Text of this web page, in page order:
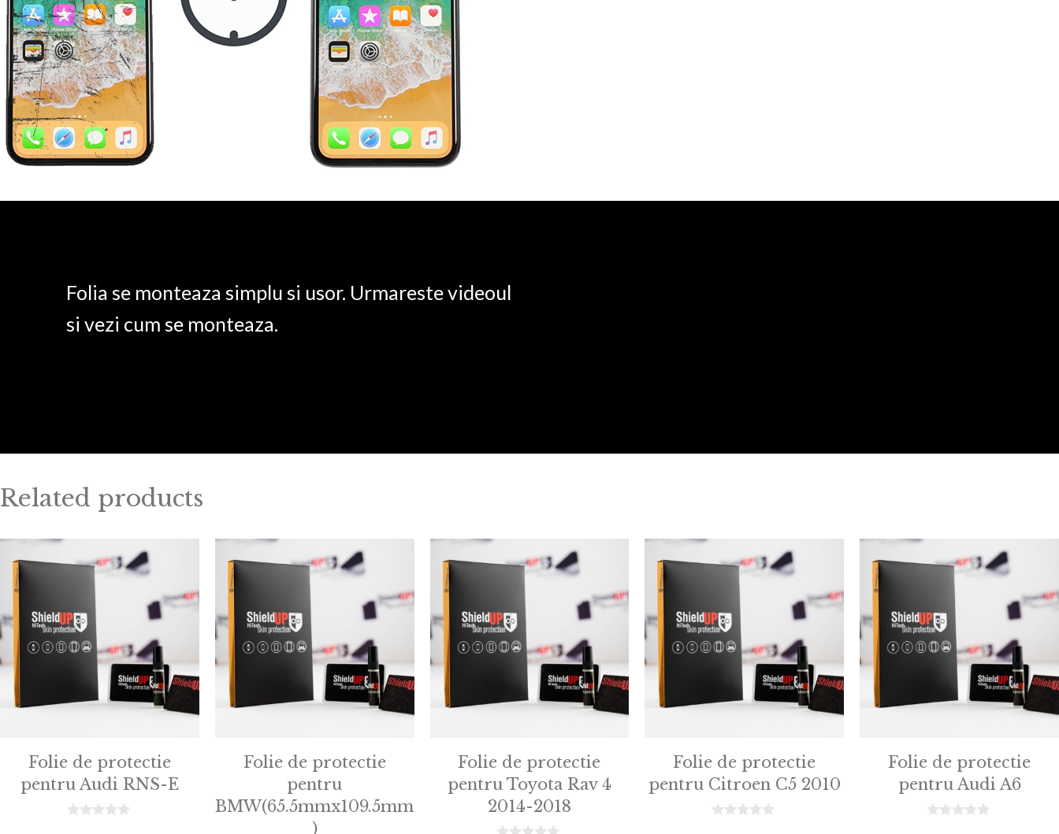
Folia se monteaza simplu si usor. Urmareste videoul
si vezi cum se monteaza.
Related products
Folie de protectie
pentru Audi RNS-E
Folie de protectie
pentru
BMW(65.5mmx109.5mm
)
Folie de protectie
pentru Toyota Rav 4
2014-2018
Folie de protectie
pentru Citroen C5 2010
Folie de protectie
pentru Audi A6